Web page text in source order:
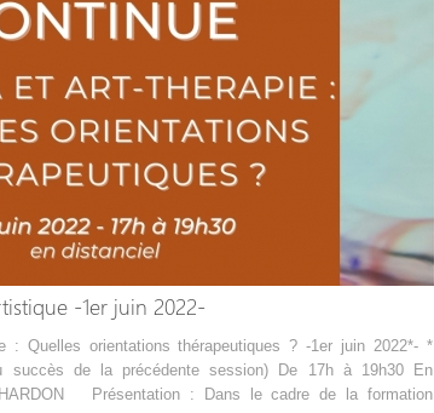
-1er juin 2022-
: Quelles orientations thérapeutiques ? -1er juin 2022*- *
succès de la précédente session) De 17h à 19h30 En
Présentation : Dans le cadre de la formation